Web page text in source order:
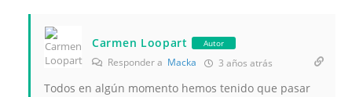
Carmen Loopart Autor
Responder a Macka 3 años atrás
Todos en algún momento hemos tenido que pasar